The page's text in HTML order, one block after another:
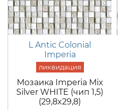
L Antic Colonial
Imperia
Мозаика Imperia Mix
Silver WHITE (чип 1,5)
(29,8x29,8)